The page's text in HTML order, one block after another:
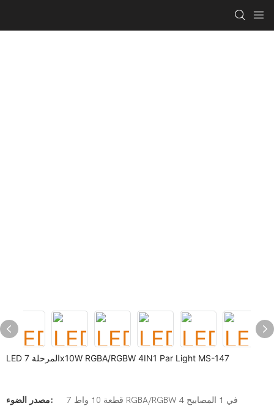
LED المرحلة 7x10W RGBA/RGBW 4IN1 Par Light MS-147
مصدر الضوء: 7 قطعة 10 واط RGBA/RGBW 4 في 1 المصابيح